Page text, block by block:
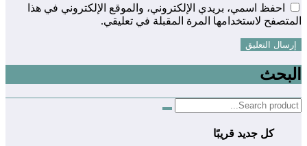
احفظ اسمي، بريدي الإلكتروني، والموقع الإلكتروني في هذا
المتصفح لاستخدامها المرة المقبلة في تعليقي.
البحث
كل جديد قريبًا